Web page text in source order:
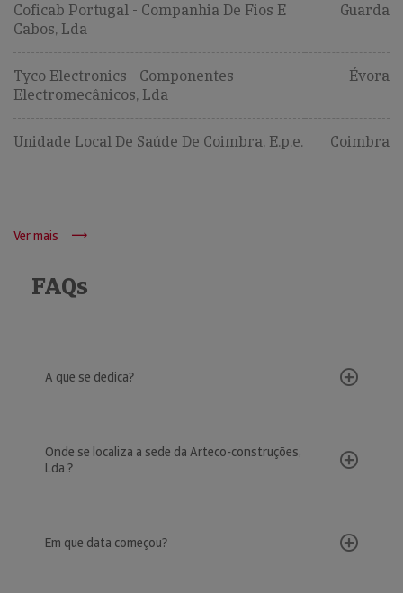
Coficab Portugal - Companhia De Fios E
Cabos, Lda
Guarda
Tyco Electronics - Componentes
Electromecânicos, Lda
Évora
Unidade Local De Saúde De Coimbra, E.p.e. Coimbra
Ver mais
FAQs
A que se dedica?
Onde se localiza a sede da Arteco-construções,
Lda.?
Em que data começou?